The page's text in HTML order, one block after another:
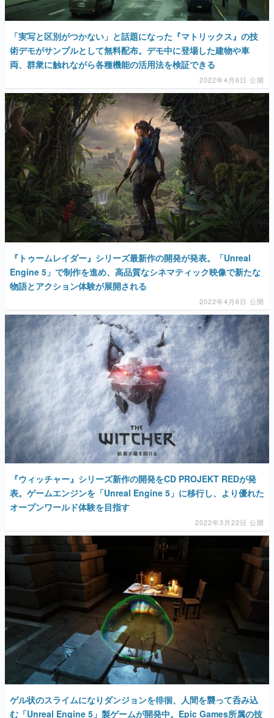
電ファミニコゲーマーとは？
運営：株式会社マレ
「実写と区別がつかない」と話題になった『マトリックス』の技
術デモがサンプルとして無料配布。デモ中に登場した建物や車
両、群衆に触れながら各種機能の活用法を検証できる
2022年4月6日 公開
『トゥームレイダー』シリーズ最新作の開発が発表。「Unreal
Engine 5」で制作を進め、高品質なシネマティック映像で新たな
物語とアクション体験が展開される
2022年4月6日 公開
『ウィッチャー』シリーズ新作の開発をCD PROJEKT REDが発
表。ゲームエンジンを「Unreal Engine 5」に移行し、より優れた
オープンワールド体験を目指す
2022年3月22日 公開
ゲル状のスライムになりダンジョンを徘徊、人間を襲って呑み込
む「Unreal Engine 5」製ゲームが開発中。Epic Games所属の技